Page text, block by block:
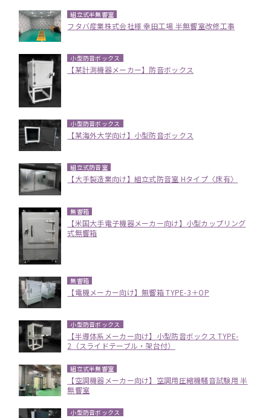
組立式半無響室
フタバ産業株式会社様 幸田工場 半無響室改修工事
小型防音ボックス
【某計測機器メーカー】防音ボックス
小型防音ボックス
【某海外大学向け】小型防音ボックス
組立式防音室
【大手製造業向け】組立式防音室 Hタイプ〈床有〉
無響箱
【米国大手電子機器メーカー向け】小型カップリング
式無響箱
無響箱
【電機メーカー向け】無響箱 TYPE-3＋OP
小型防音ボックス
【半導体系メーカー向け】小型防音ボックス TYPE-
2（スライドテーブル・架台付）
組立式半無響室
【空調機器メーカー向け】空調用圧縮機騒音試験用 半
無響室
小型防音ボックス